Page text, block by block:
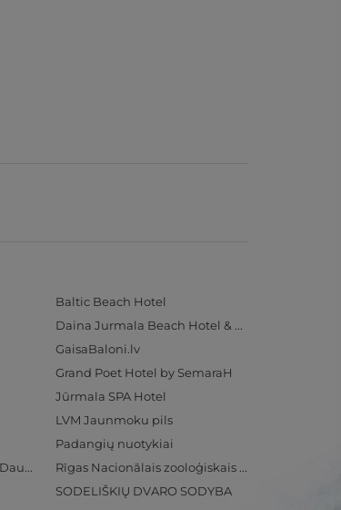
Baltic Beach Hotel
Daina Jurmala Beach Hotel & SPA
GaisaBaloni.lv
Grand Poet Hotel by SemaraH
Jūrmala SPA Hotel
LVM Jaunmoku pils
Padangių nuotykiai
Radisson Blu Hotel & Spa, Daugava Riga
Rīgas Nacionālais zooloģiskais dārzs
SODELIŠKIŲ DVARO SODYBA